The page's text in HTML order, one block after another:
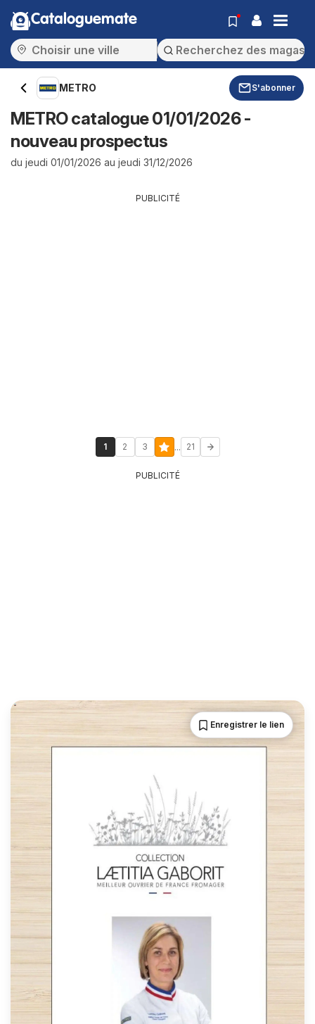
Cataloguemate
METRO S'abonner
METRO catalogue 01/01/2026 -
nouveau prospectus
du jeudi 01/01/2026 au jeudi 31/12/2026
PUBLICITÉ
1 2 3 ... 21
PUBLICITÉ
Enregistrer le lien